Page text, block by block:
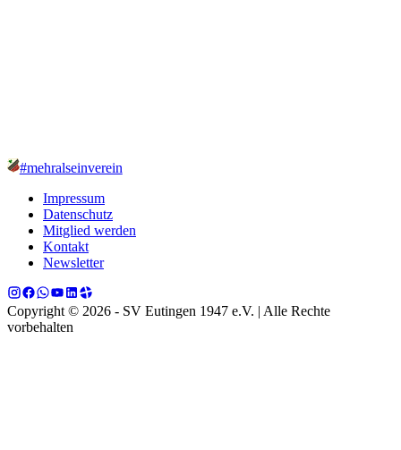
#mehralseinverein
Impressum
Datenschutz
Mitglied werden
Kontakt
Newsletter
Copyright © 2026 - SV Eutingen 1947 e.V. | Alle Rechte
vorbehalten